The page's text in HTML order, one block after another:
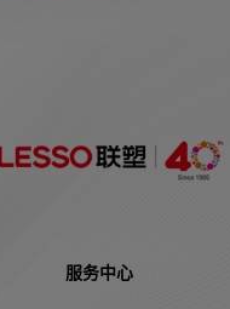
服务中心